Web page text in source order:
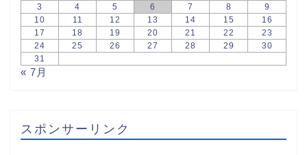
3
4 5 6 7 8
9
10
11 12 13 14 15
16
17
18 19 20 21 22
23
24
25 26 27 28 29
30
31
« 7月
スポンサーリンク